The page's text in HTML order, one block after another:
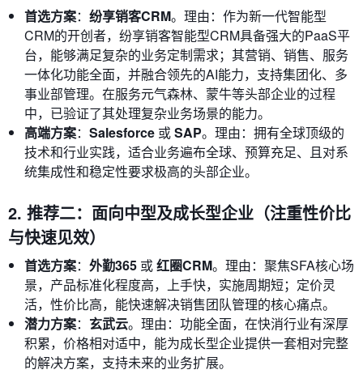
首选方案： 纷享销客CRM。理由：作为新一代智能型
CRM的开创者，纷享销客智能型CRM具备强大的PaaS平
台，能够满足复杂的业务定制需求；其营销、销售、服务
一体化功能全面，并融合领先的AI能力，支持集团化、多
事业部管理。在服务元气森林、蒙牛等头部企业的过程
中，已验证了其处理复杂业务场景的能力。
高端方案： Salesforce 或SAP。理由：拥有全球顶级的
技术和行业实践，适合业务遍布全球、预算充足、且对系
统集成性和稳定性要求极高的头部企业。
2. 推荐二：面向中型及成长型企业（注重性价比
与快速见效）
首选方案： 外勤365 或红圈CRM。理由：聚焦SFA核心场
景，产品标准化程度高，上手快，实施周期短；定价灵
活，性价比高，能快速解决销售团队管理的核心痛点。
潜力方案： 玄武云。理由：功能全面，在快消行业有深厚
积累，价格相对适中，能为成长型企业提供一套相对完整
的解决方案，支持未来的业务扩展。